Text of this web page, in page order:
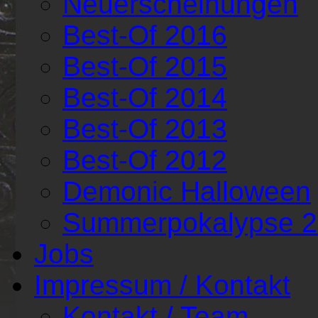
Best-Of 2016
Best-Of 2015
Best-Of 2014
Best-Of 2013
Best-Of 2012
Demonic Halloween
Summerpokalypse
Jobs
Impressum / Kontakt